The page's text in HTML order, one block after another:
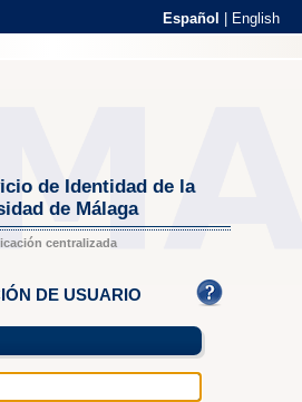
Español English
de Identidad de la
de Málaga
centralizada
DE USUARIO